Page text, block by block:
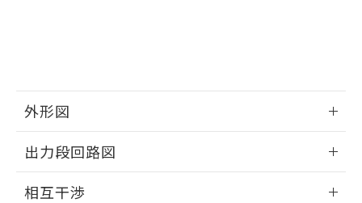
外形図
外形図
出力段回路図
相互干渉
引・商談に必要な範囲で利用すること
※当社の共同利用者とは、"個人情報
の共同利用に関して"
用者の範囲」に記載されている法人を
とができます。
EU RoHS指令（10物質）の非含有証明書
※本証明書は発行日時点で非含有を証明す
るもので、過去に遡って非含有を証明する
ものではありません。
合意する キャンセル